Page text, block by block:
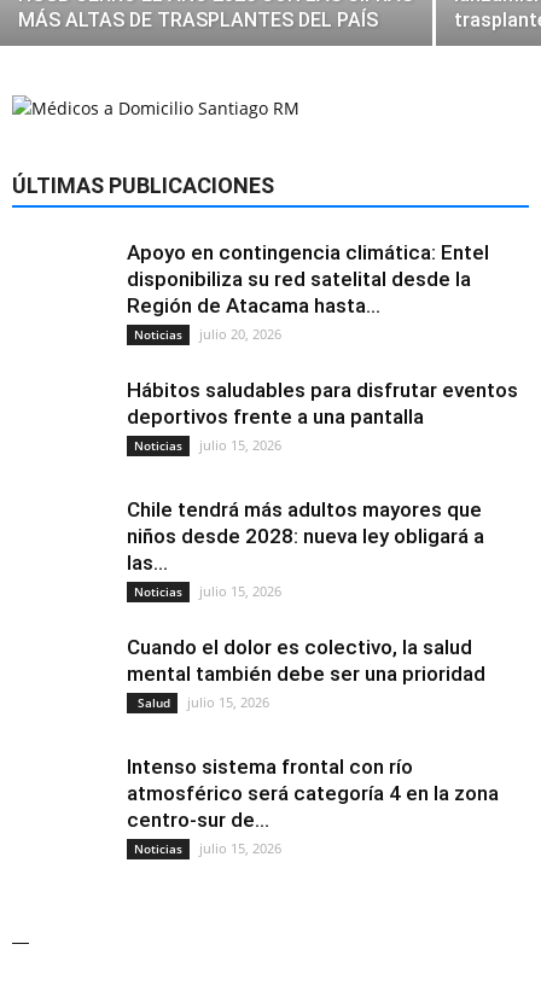
MÁS ALTAS DE TRASPLANTES DEL PAÍS
ÚLTIMAS PUBLICACIONES
Apoyo en contingencia climática: Entel
disponibiliza su red satelital desde la
Región de Atacama hasta...
Noticias julio 20, 2026
Hábitos saludables para disfrutar eventos
deportivos frente a una pantalla
Noticias julio 15, 2026
Chile tendrá más adultos mayores que
niños desde 2028: nueva ley obligará a
las...
Noticias julio 15, 2026
Cuando el dolor es colectivo, la salud
mental también debe ser una prioridad
Salud julio 15, 2026
Intenso sistema frontal con río
atmosférico será categoría 4 en la zona
centro-sur de...
Noticias julio 15, 2026
—